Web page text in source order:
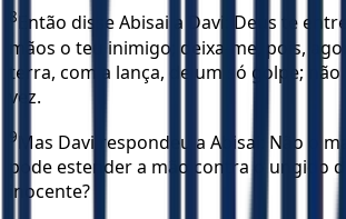
8
Então disse Abisai a Davi: Deus te
mãos o teu inimigo; deixa-me, pois,
terra, com a lança, de um só golpe;
vez.
9
Mas Davi respondeu a Abisai: Não o
pode estender a mão contra o ungido
inocente?